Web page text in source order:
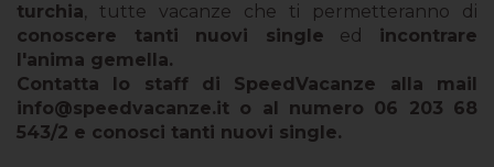
turchia, tutte vacanze che ti permetteranno di
conoscere tanti nuovi single ed incontrare
l'anima gemella.
Contatta lo staff di SpeedVacanze alla mail
info@speedvacanze.it o al numero 06 203 68
543/2 e conosci tanti nuovi single.